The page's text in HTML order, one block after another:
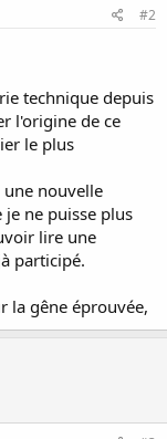
#2
technique depuis
l'origine de ce
le plus
nouvelle
je ne puisse plus
lire une
participé.
la gêne éprouvée,